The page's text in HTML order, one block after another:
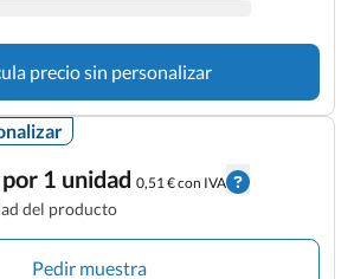
precio sin personalizar
1 unidad 0,51 € con IVA
del producto
Pedir muestra